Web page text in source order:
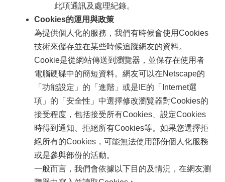
此項通訊及處理紀錄。
Cookies的運用與政策
為提供個人化的服務，我們有時候會使用Cookies
技術來儲存並在某些時候追蹤網友的資料。
Cookie是從網站傳送到瀏覽器，並保存在使用者
電腦硬碟中的簡短資料。網友可以在Netscape的
「功能設定」的「進階」或是IE的「Internet選
項」的「安全性」中選擇修改瀏覽器對Cookies的
接受程度，包括接受所有Cookies、設定Cookies
時得到通知、拒絕所有Cookies等。如果您選擇拒
絕所有的Cookies，可能無法使用部份個人化服務
或是參與部份的活動。
一般而言，我們會依據以下目的及情況，在網友瀏